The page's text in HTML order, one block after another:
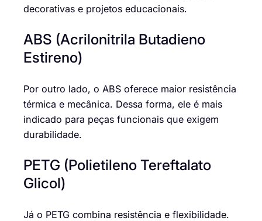
decorativas e projetos educacionais.
ABS (Acrilonitrila Butadieno
Estireno)
Por outro lado, o ABS oferece maior resistência
térmica e mecânica. Dessa forma, ele é mais
indicado para peças funcionais que exigem
durabilidade.
PETG (Polietileno Tereftalato
Glicol)
Já o PETG combina resistência e flexibilidade.